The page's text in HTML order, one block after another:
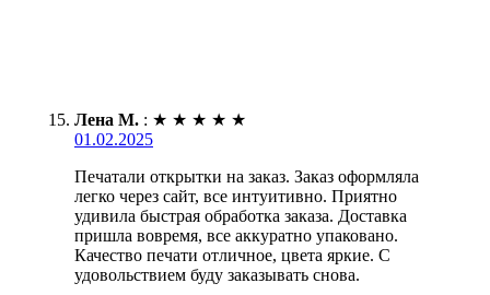
Лена М. : ★ ★ ★ ★ ★
01.02.2025
Печатали открытки на заказ. Заказ оформляла
легко через сайт, все интуитивно. Приятно
удивила быстрая обработка заказа. Доставка
пришла вовремя, все аккуратно упаковано.
Качество печати отличное, цвета яркие. С
удовольствием буду заказывать снова.